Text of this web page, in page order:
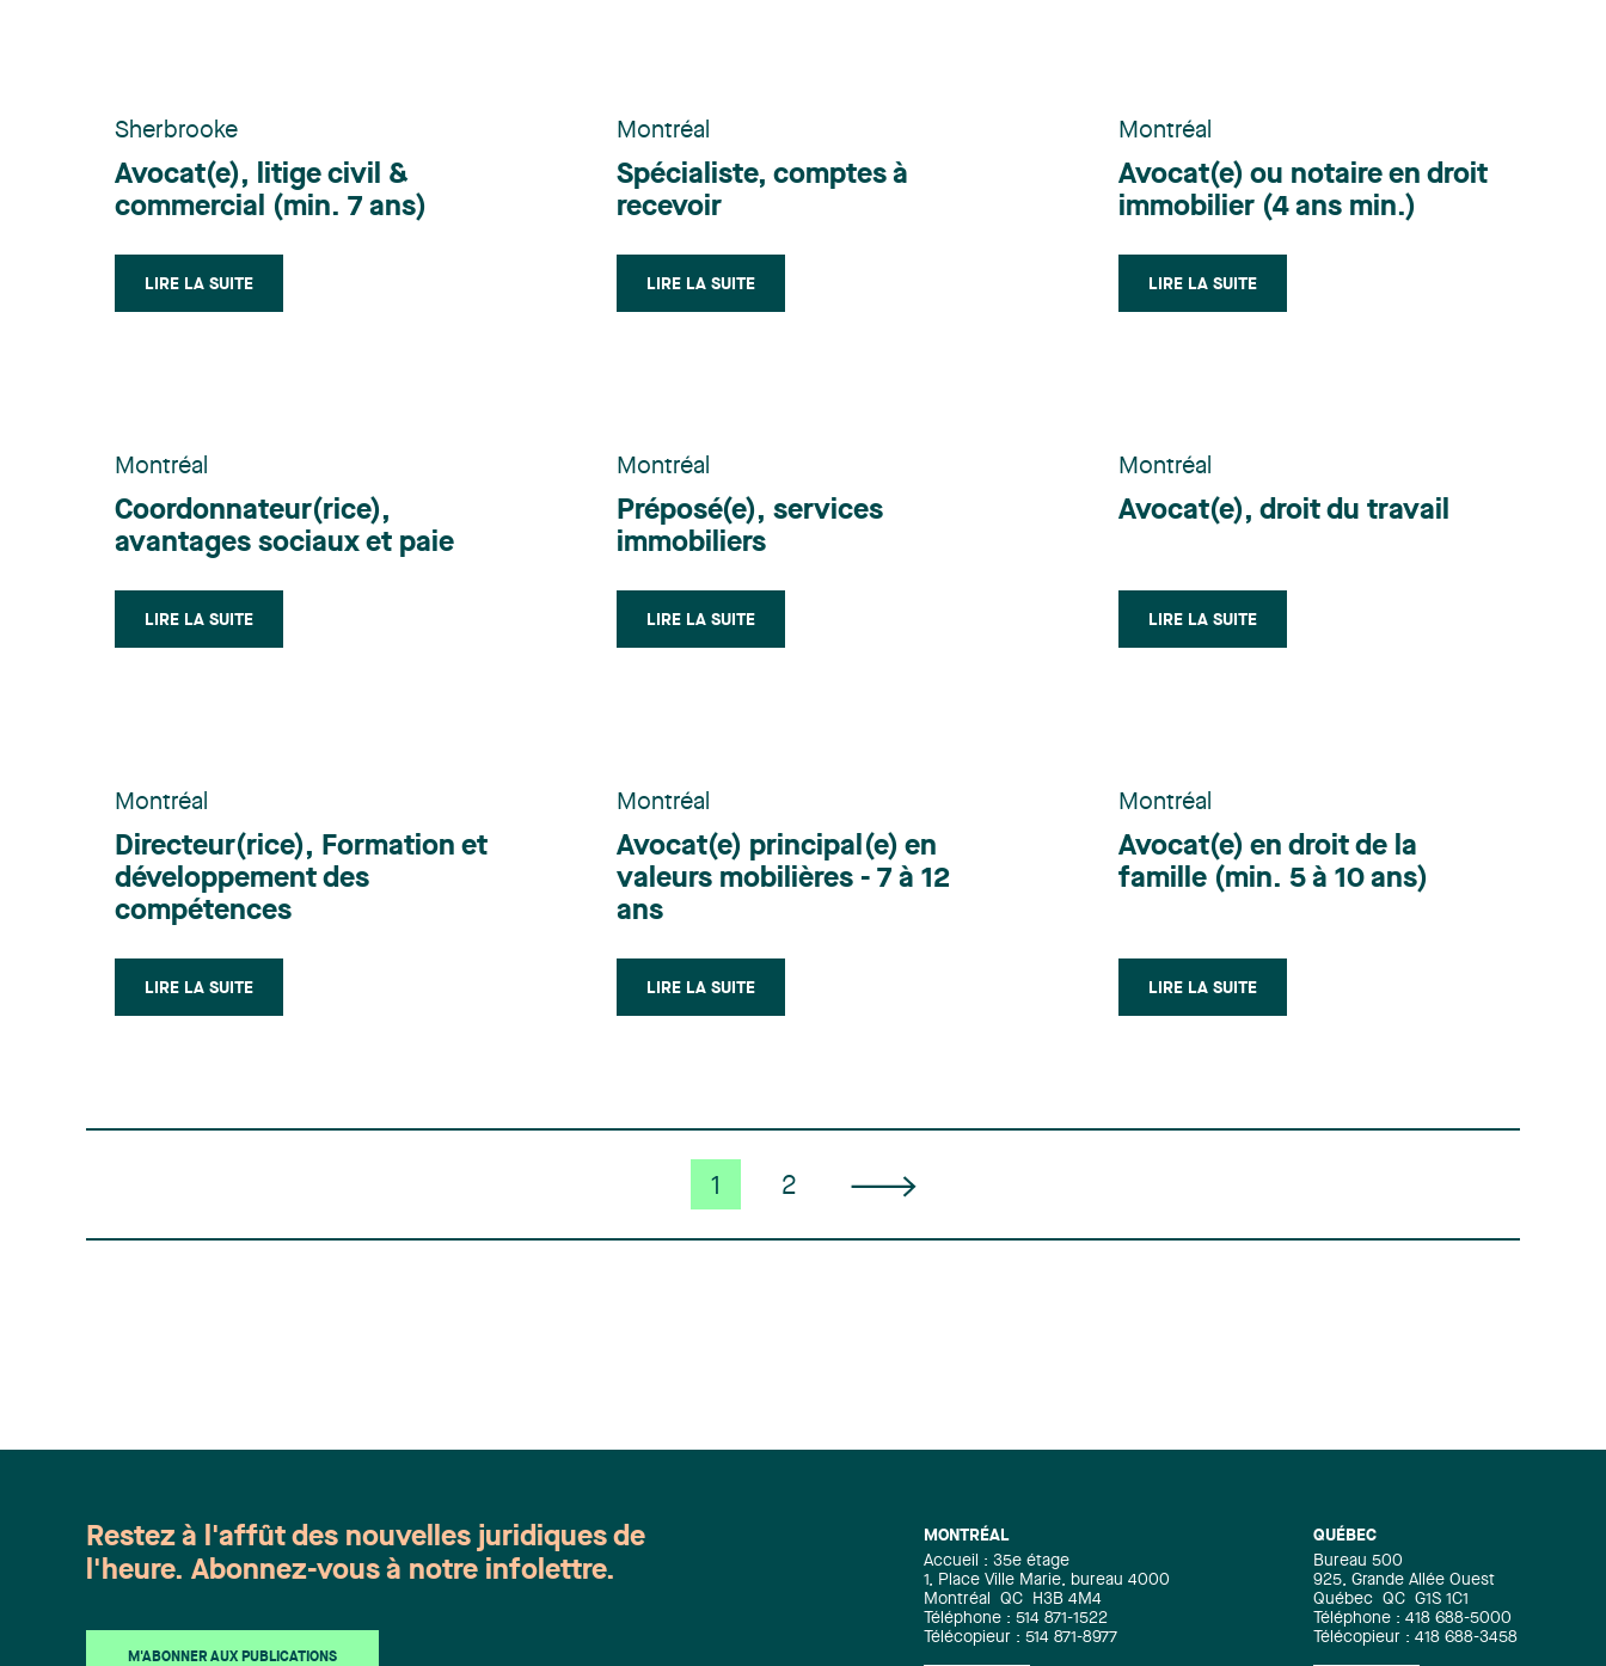
Sherbrooke
Avocat(e), litige civil &
commercial (min. 7 ans)
LIRE LA SUITE
Montréal
Spécialiste, comptes à
recevoir
LIRE LA SUITE
Montréal
Avocat(e) ou notaire en droit
immobilier (4 ans min.)
LIRE LA SUITE
Montréal
Coordonnateur(rice),
avantages sociaux et paie
LIRE LA SUITE
Montréal
Préposé(e), services
immobiliers
LIRE LA SUITE
Montréal
Avocat(e), droit du travail
LIRE LA SUITE
Montréal
Directeur(rice), Formation et
développement des
compétences
LIRE LA SUITE
Montréal
Avocat(e) principal(e) en
valeurs mobilières - 7 à 12
ans
LIRE LA SUITE
Montréal
Avocat(e) en droit de la
famille (min. 5 à 10 ans)
LIRE LA SUITE
1 2
MONTRÉAL
Accueil : 35e étage
1, Place Ville Marie, bureau 4000
Montréal
QC
H3B 4M4
Téléphone : 514 871-1522
Télécopieur : 514 871-8977
QUÉBEC
Bureau 500
925, Grande Allée Ouest
Québec QC G1S 1C1
Téléphone : 418 688-5000
Télécopieur : 418 688-3458
Restez à l'affût des nouvelles juridiques de
l'heure. Abonnez-vous à notre infolettre.
M'ABONNER AUX PUBLICATIONS